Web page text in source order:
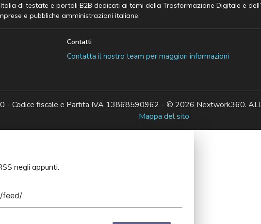
di testate e portali B2B dedicati ai temi della Trasformazione Digitale e
e pubbliche amministrazioni italiane.
Contatti
Contatta il nostro team per maggiori informazioni
- Codice fiscale e Partita IVA 13868590962 - © 2026 Nextwork360. ALL
Mappa del sito
negli appunti.